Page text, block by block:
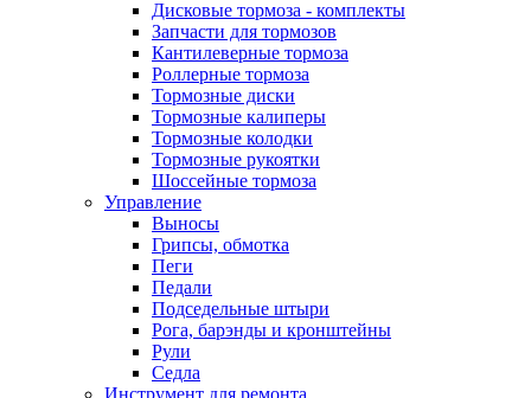
Дисковые тормоза - комплекты
Запчасти для тормозов
Кантилеверные тормоза
Роллерные тормоза
Тормозные диски
Тормозные калиперы
Тормозные колодки
Тормозные рукоятки
Шоссейные тормоза
Управление
Выносы
Грипсы, обмотка
Пеги
Педали
Подседельные штыри
Рога, барэнды и кронштейны
Рули
Седла
Инструмент для ремонта